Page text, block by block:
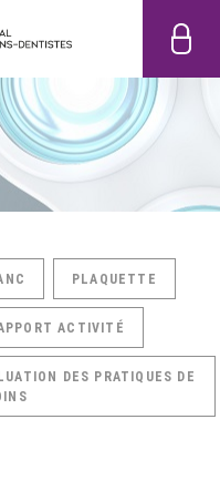
PLAQUETTE
ACTIVITÉ
DES PRATIQUES DE